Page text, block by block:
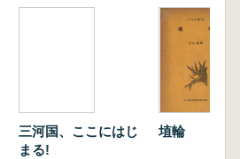
三河国、ここにはじ
まる!
埴輪